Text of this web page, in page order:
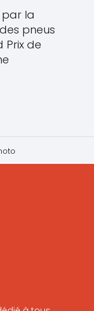
la
pneus
Prix de